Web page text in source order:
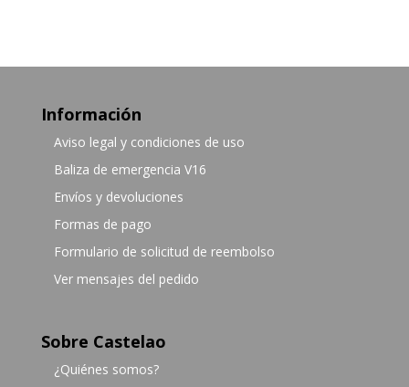
Información
Aviso legal y condiciones de uso
Baliza de emergencia V16
Envíos y devoluciones
Formas de pago
Formulario de solicitud de reembolso
Ver mensajes del pedido
Sobre Castelao
¿Quiénes somos?